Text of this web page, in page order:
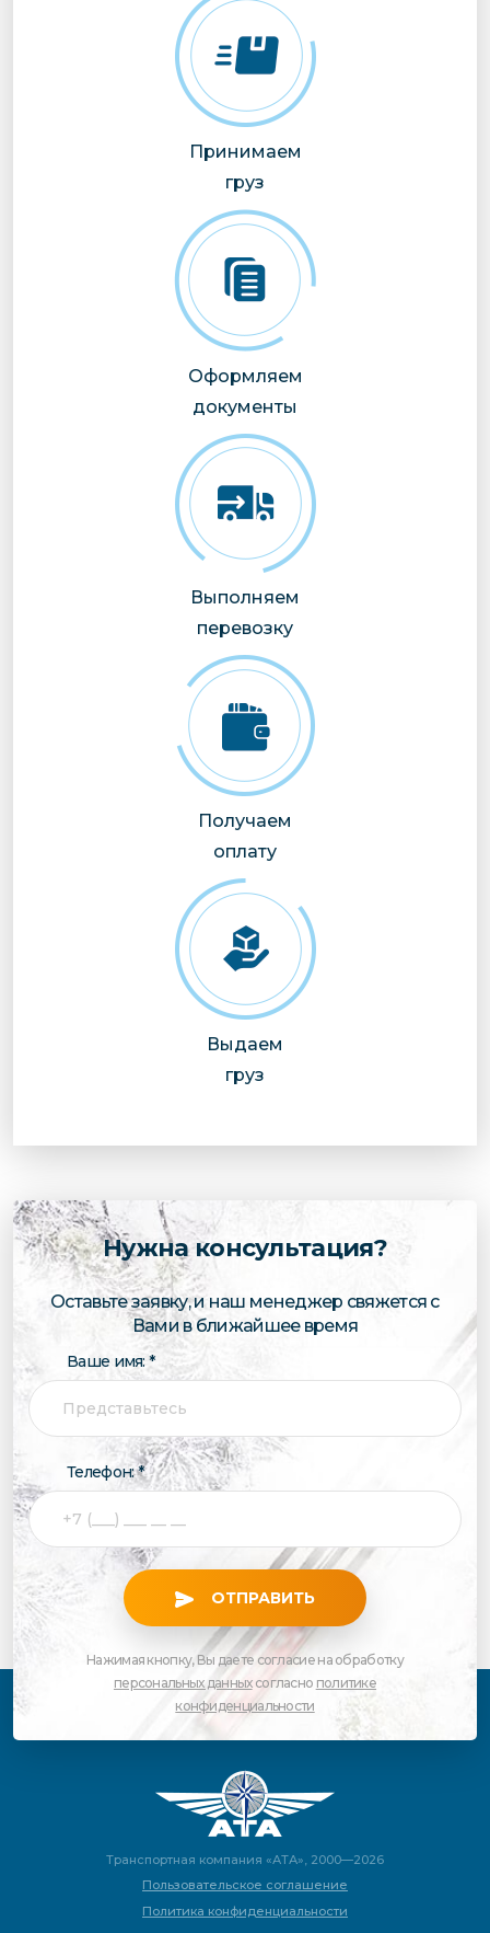
Принимаем
груз
Оформляем
документы
Выполняем
перевозку
Получаем
оплату
Выдаем
груз
Нужна консультация?
Оставьте заявку, и наш менеджер свяжется с
Вами в ближайшее время
Ваше имя: *
Телефон: *
ОТПРАВИТЬ
Нажимая кнопку, Вы даете согласие на обработку
персональных данныхсогласно политике
конфиденциальности
Транспортная компания «АТА», 2000—2026
Пользовательское соглашение
Политика конфиденциальности